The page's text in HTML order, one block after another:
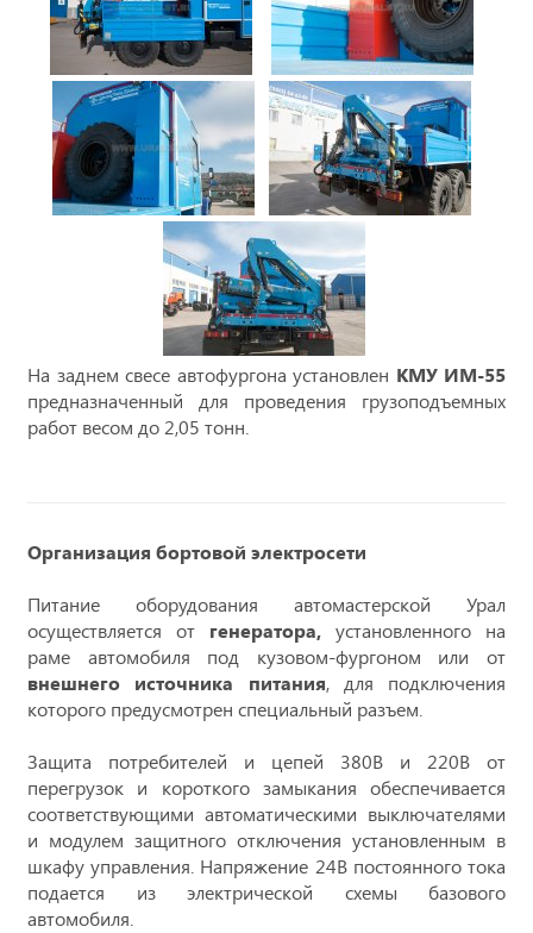
На заднем свесе автофургона установлен КМУ ИМ-55
предназначенный для проведения грузоподъемных
работ весом до 2,05 тонн.
Организация бортовой электросети
Питание оборудования автомастерской Урал
осуществляется от генератора, установленного на
раме автомобиля под кузовом-фургоном или от
внешнего источника питания, для подключения
которого предусмотрен специальный разъем.
Защита потребителей и цепей 380В и 220В от
перегрузок и короткого замыкания обеспечивается
соответствующими автоматическими выключателями
и модулем защитного отключения установленным в
шкафу управления. Напряжение 24В постоянного тока
подается из электрической схемы базового
автомобиля.